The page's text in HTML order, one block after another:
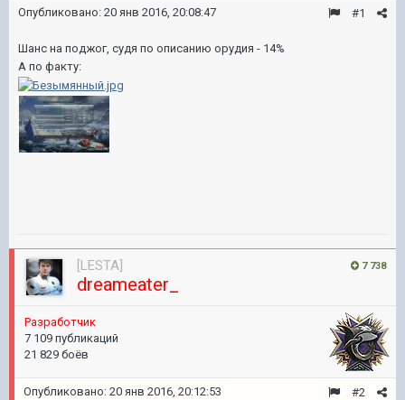
#1
Опубликовано: 20 янв 2016, 20:08:47
Шанс на поджог, судя по описанию орудия - 14%
А по факту:
7 738
[LESTA]
dreameater_
Разработчик
7 109 публикаций
21 829 боёв
#2
Опубликовано: 20 янв 2016, 20:12:53